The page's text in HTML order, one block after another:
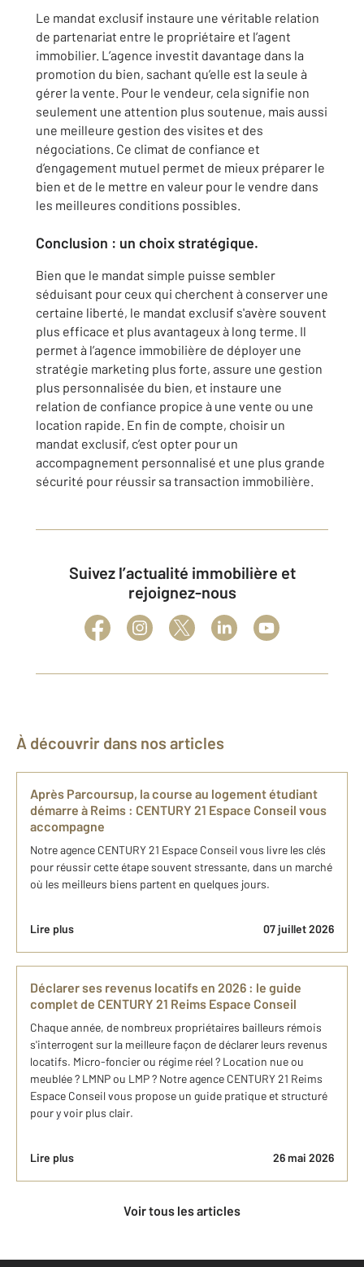
Le mandat exclusif instaure une véritable relation
de partenariat entre le propriétaire et l’agent
immobilier. L’agence investit davantage dans la
promotion du bien, sachant qu’elle est la seule à
gérer la vente. Pour le vendeur, cela signifie non
seulement une attention plus soutenue, mais aussi
une meilleure gestion des visites et des
négociations. Ce climat de confiance et
d’engagement mutuel permet de mieux préparer le
bien et de le mettre en valeur pour le vendre dans
les meilleures conditions possibles.
Conclusion : un choix stratégique.
Bien que le mandat simple puisse sembler
séduisant pour ceux qui cherchent à conserver une
certaine liberté, le mandat exclusif s'avère souvent
plus efficace et plus avantageux à long terme. Il
permet à l’agence immobilière de déployer une
stratégie marketing plus forte, assure une gestion
plus personnalisée du bien, et instaure une
relation de confiance propice à une vente ou une
location rapide. En fin de compte, choisir un
mandat exclusif, c’est opter pour un
accompagnement personnalisé et une plus grande
sécurité pour réussir sa transaction immobilière.
Suivez l’actualité immobilière et
rejoignez-nous
À découvrir dans nos articles
Après Parcoursup, la course au logement étudiant
démarre à Reims : CENTURY 21 Espace Conseil vous
accompagne
Notre agence CENTURY 21 Espace Conseil vous livre les clés
pour réussir cette étape souvent stressante, dans un marché
où les meilleurs biens partent en quelques jours.
Lire plus 07 juillet 2026
Déclarer ses revenus locatifs en 2026 : le guide
complet de CENTURY 21 Reims Espace Conseil
Chaque année, de nombreux propriétaires bailleurs rémois
s'interrogent sur la meilleure façon de déclarer leurs revenus
locatifs. Micro-foncier ou régime réel ? Location nue ou
meublée ? LMNP ou LMP ? Notre agence CENTURY 21 Reims
Espace Conseil vous propose un guide pratique et structuré
pour y voir plus clair.
Lire plus 26 mai 2026
Voir tous les articles